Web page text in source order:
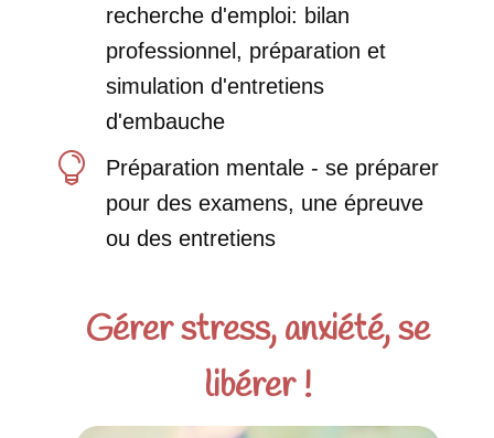
recherche d'emploi: bilan
professionnel, préparation et
simulation d'entretiens
d'embauche

Préparation mentale - se préparer
pour des examens, une épreuve
ou des entretiens
Gérer stress, anxiété, se
libérer !